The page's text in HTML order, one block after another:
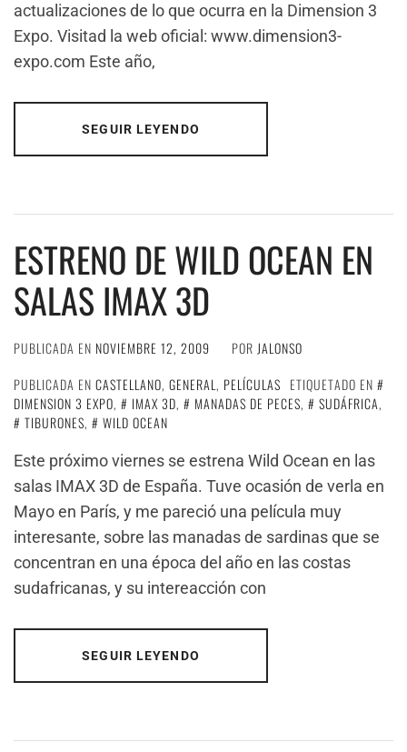
actualizaciones de lo que ocurra en la Dimension 3
Expo. Visitad la web oficial: www.dimension3-
expo.com Este año,
SEGUIR LEYENDO
ESTRENO DE WILD OCEAN EN
SALAS IMAX 3D
PUBLICADA EN NOVIEMBRE 12, 2009 POR JALONSO
PUBLICADA EN CASTELLANO, GENERAL, PELÍCULAS ETIQUETADO EN
DIMENSION 3 EXPO, IMAX 3D, MANADAS DE PECES, SUDÁFRICA,
TIBURONES,
WILD OCEAN
Este próximo viernes se estrena Wild Ocean en las
salas IMAX 3D de España. Tuve ocasión de verla en
Mayo en París, y me pareció una película muy
interesante, sobre las manadas de sardinas que se
concentran en una época del año en las costas
sudafricanas, y su intereacción con
SEGUIR LEYENDO